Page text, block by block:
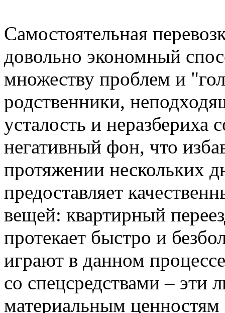
Самостоятельная
довольно экономный
множеству проблем и
родственники,
усталость и неразбериха
негативный фон, что
протяжении нескольких
предоставляет
вещей: квартирный
протекает быстро и
играют в данном
со спецсредствами – эти
материальным